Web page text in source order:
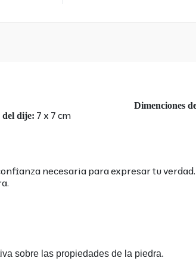
Dimenciones
del dije: 7 x
necesaria para expresar tu verdad.
uso de la palabra.
cierre
sobre las propiedades de la piedra.